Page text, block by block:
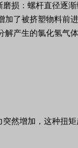
损：螺杆直径逐
了被挤塑物料
产生的氯化氢气
然增加，这种扭